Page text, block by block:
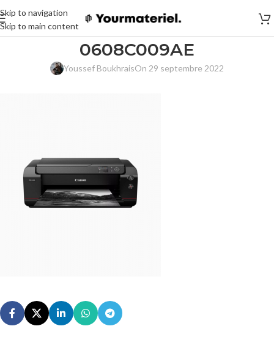
Skip to navigation
Skip to main content
0608C009AE
Youssef BoukhraisOn 29 septembre 2022